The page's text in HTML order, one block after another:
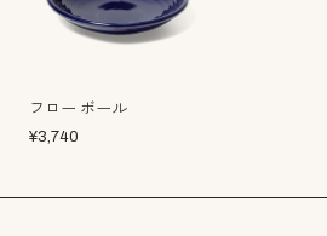
フロー ボール
¥3,740